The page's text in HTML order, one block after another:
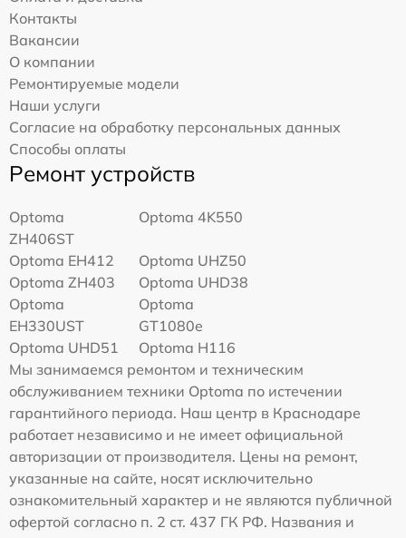
Контакты
Вакансии
О компании
Ремонтируемые модели
Наши услуги
Согласие на обработку персональных данных
Способы оплаты
Ремонт устройств
Optoma
ZH406ST
Optoma 4K550
Optoma EH412
Optoma UHZ50
Optoma ZH403
Optoma UHD38
Optoma
EH330UST
Optoma
GT1080e
Optoma UHD51
Optoma H116
Мы занимаемся ремонтом и техническим
обслуживанием техники Optoma по истечении
гарантийного периода. Наш центр в Краснодаре
работает независимо и не имеет официальной
авторизации от производителя. Цены на ремонт,
указанные на сайте, носят исключительно
ознакомительный характер и не являются публичной
офертой согласно п. 2 ст. 437 ГК РФ. Названия и